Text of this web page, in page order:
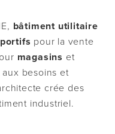
bâtiment utilitaire
pour la vente
magasins et
besoins et
crée des
industriel.